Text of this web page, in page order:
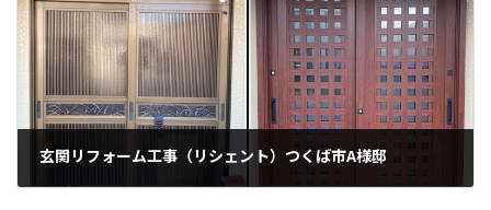
玄関リフォーム工事（リシェント）つくば市A様邸
2020年12月15日